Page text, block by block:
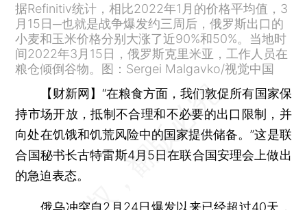
据Refinitiv统计，相比2022年1月的价格平均值，3
月15日─也就是战争爆发约三周后，俄罗斯出口的
小麦和玉米价格分别大涨了近90%和50%。当地时
间2022年3月15日，俄罗斯克里米亚，工作人员在
粮仓倾倒谷物。图：Sergei Malgavko/视觉中国
【财新网】 “在粮食方面，我们敦促所有国家保
持市场开放，抵制不合理和不必要的出口限制，并
向处在饥饿和饥荒风险中的国家提供储备。”这是联
合国秘书长古特雷斯4月5日在联合国安理会上做出
的急迫表态。
俄乌冲突自2月24日爆发以来已经超过40天，